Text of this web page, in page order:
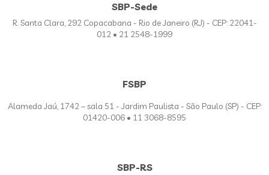
SBP-Sede
R. Santa Clara, 292 Copacabana - Rio de Janeiro (RJ) - CEP: 22041-
012 • 21 2548-1999
FSBP
Alameda Jaú, 1742 – sala 51 - Jardim Paulista - São Paulo (SP) - CEP:
01420-006 • 11 3068-8595
SBP-RS